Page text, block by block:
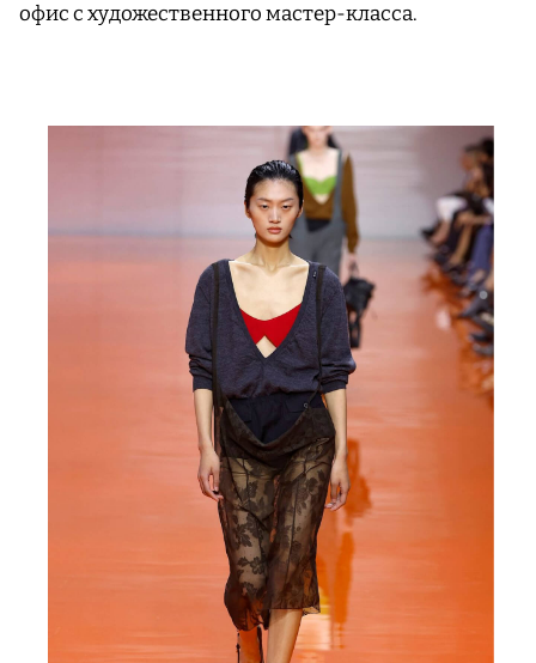
офис с художественного мастер-класса.